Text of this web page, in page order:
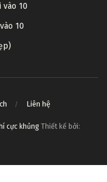
10
10
Liên hệ
cực khủng Thiết kế bởi: